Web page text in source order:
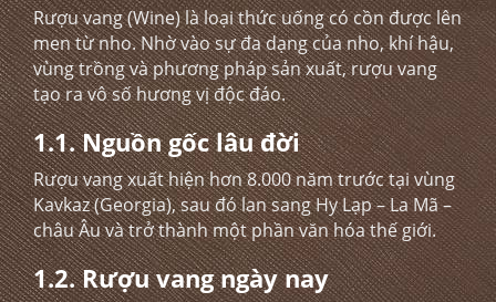
Rượu vang (Wine) là loại thức uống có cồn được lên
men từ nho. Nhờ vào sự đa dạng của nho, khí hậu,
vùng trồng và phương pháp sản xuất, rượu vang
tạo ra vô số hương vị độc đáo.
1.1. Nguồn gốc lâu đời
Rượu vang xuất hiện hơn 8.000 năm trước tại vùng
Kavkaz (Georgia), sau đó lan sang Hy Lạp – La Mã –
châu Âu và trở thành một phần văn hóa thế giới.
1.2. Rượu vang ngày nay